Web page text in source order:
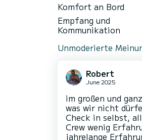
Komfort an Bord
Empfang und
Kommunikation
Unmoderierte
Robert
June 2025
im großen und
was wir nicht
Check in selbst,
Crew wenig
jahrelange